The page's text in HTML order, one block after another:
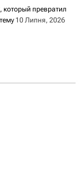
превратил
10 Липня, 2026